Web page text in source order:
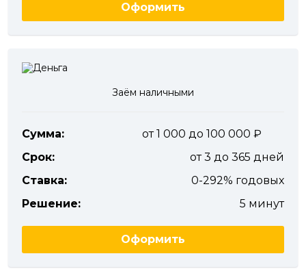
Оформить
Заём наличными
Сумма:
от 1 000 до 100 000
Срок:
от 3 до 365 дней
Ставка:
0-292% годовых
Решение:
5 минут
Оформить